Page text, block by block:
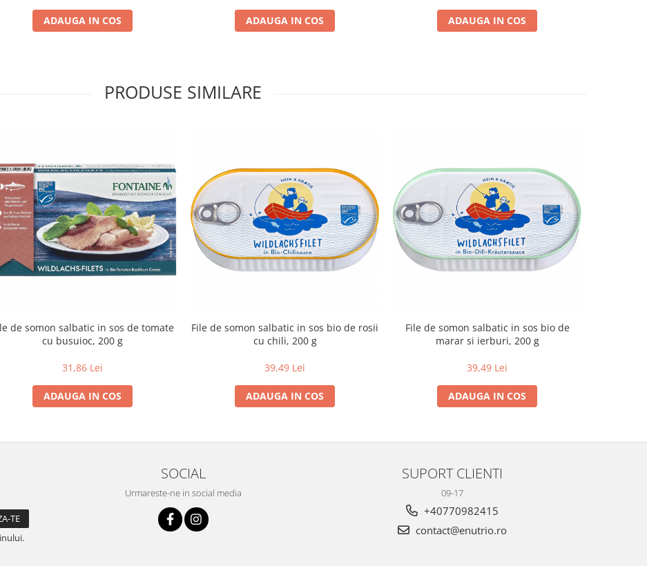
ADAUGA IN COS ADAUGA IN COS ADAUGA IN COS
PRODUSE SIMILARE
de somon salbatic in sos de tomate
cu busuioc, 200 g
31,86 Lei
ADAUGA IN COS
File de somon salbatic in sos bio de rosii
cu chili, 200 g
39,49 Lei
ADAUGA IN COS
File de somon salbatic in sos bio de
marar si ierburi, 200 g
39,49 Lei
ADAUGA IN COS
SOCIAL
Urmareste-ne in social media
SUPORT CLIENTI
09-17
+40770982415
contact@enutrio.ro